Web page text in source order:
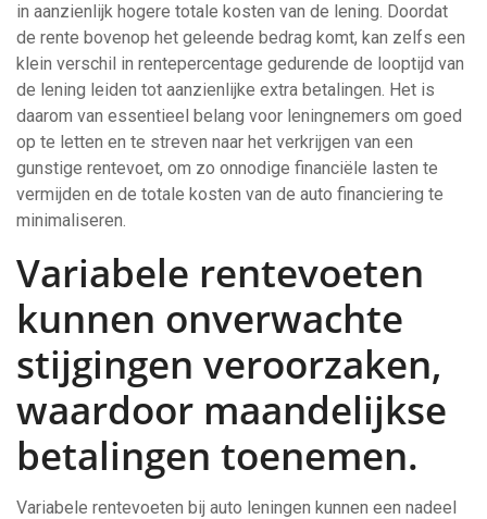
in aanzienlijk hogere totale kosten van de lening. Doordat
de rente bovenop het geleende bedrag komt, kan zelfs een
klein verschil in rentepercentage gedurende de looptijd van
de lening leiden tot aanzienlijke extra betalingen. Het is
daarom van essentieel belang voor leningnemers om goed
op te letten en te streven naar het verkrijgen van een
gunstige rentevoet, om zo onnodige financiële lasten te
vermijden en de totale kosten van de auto financiering te
minimaliseren.
Variabele rentevoeten
kunnen onverwachte
stijgingen veroorzaken,
waardoor maandelijkse
betalingen toenemen.
Variabele rentevoeten bij auto leningen kunnen een nadeel